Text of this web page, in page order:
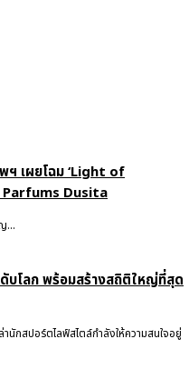
ฯ เผยโฉม ‘Light of
Dusita
...
ดับโลก พร้อมสร้างสถิติใหญ่ที่สุด
านักสปอร์ตไลฟ์สไตล์กำลังให้ความสนใจอยู่